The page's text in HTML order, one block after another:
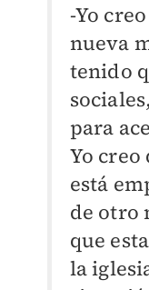
-Yo
nueva
tenido
para
Yo creo
está
de otro
que
la